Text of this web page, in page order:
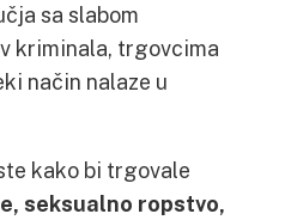
sa slabom
kriminala, trgovcima
način nalaze u
kako bi trgovale
seksualno ropstvo,